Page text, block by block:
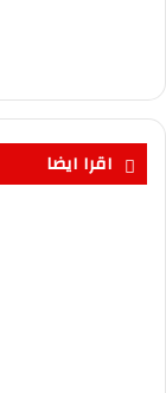
اقرا ايضا